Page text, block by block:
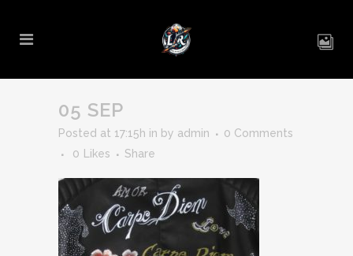
05 SEP
Posted at 17:15h in by admin
0 Comments
0
Likes Share